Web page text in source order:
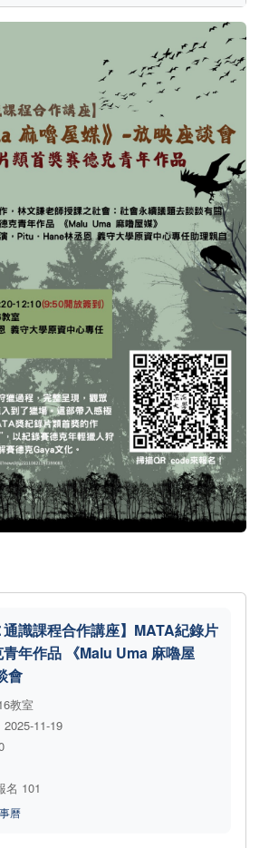
通識課程合作講座】MATA紀錄片
年作品 《Malu Uma 麻嚕屋
會
教室
11-19
名 101
曆